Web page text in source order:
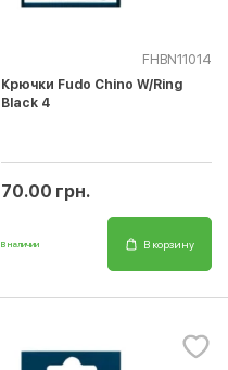
FHBN11014
Крючки Fudo Chino W/Ring
Black 4
70.00 грн.
В наличии В корзину